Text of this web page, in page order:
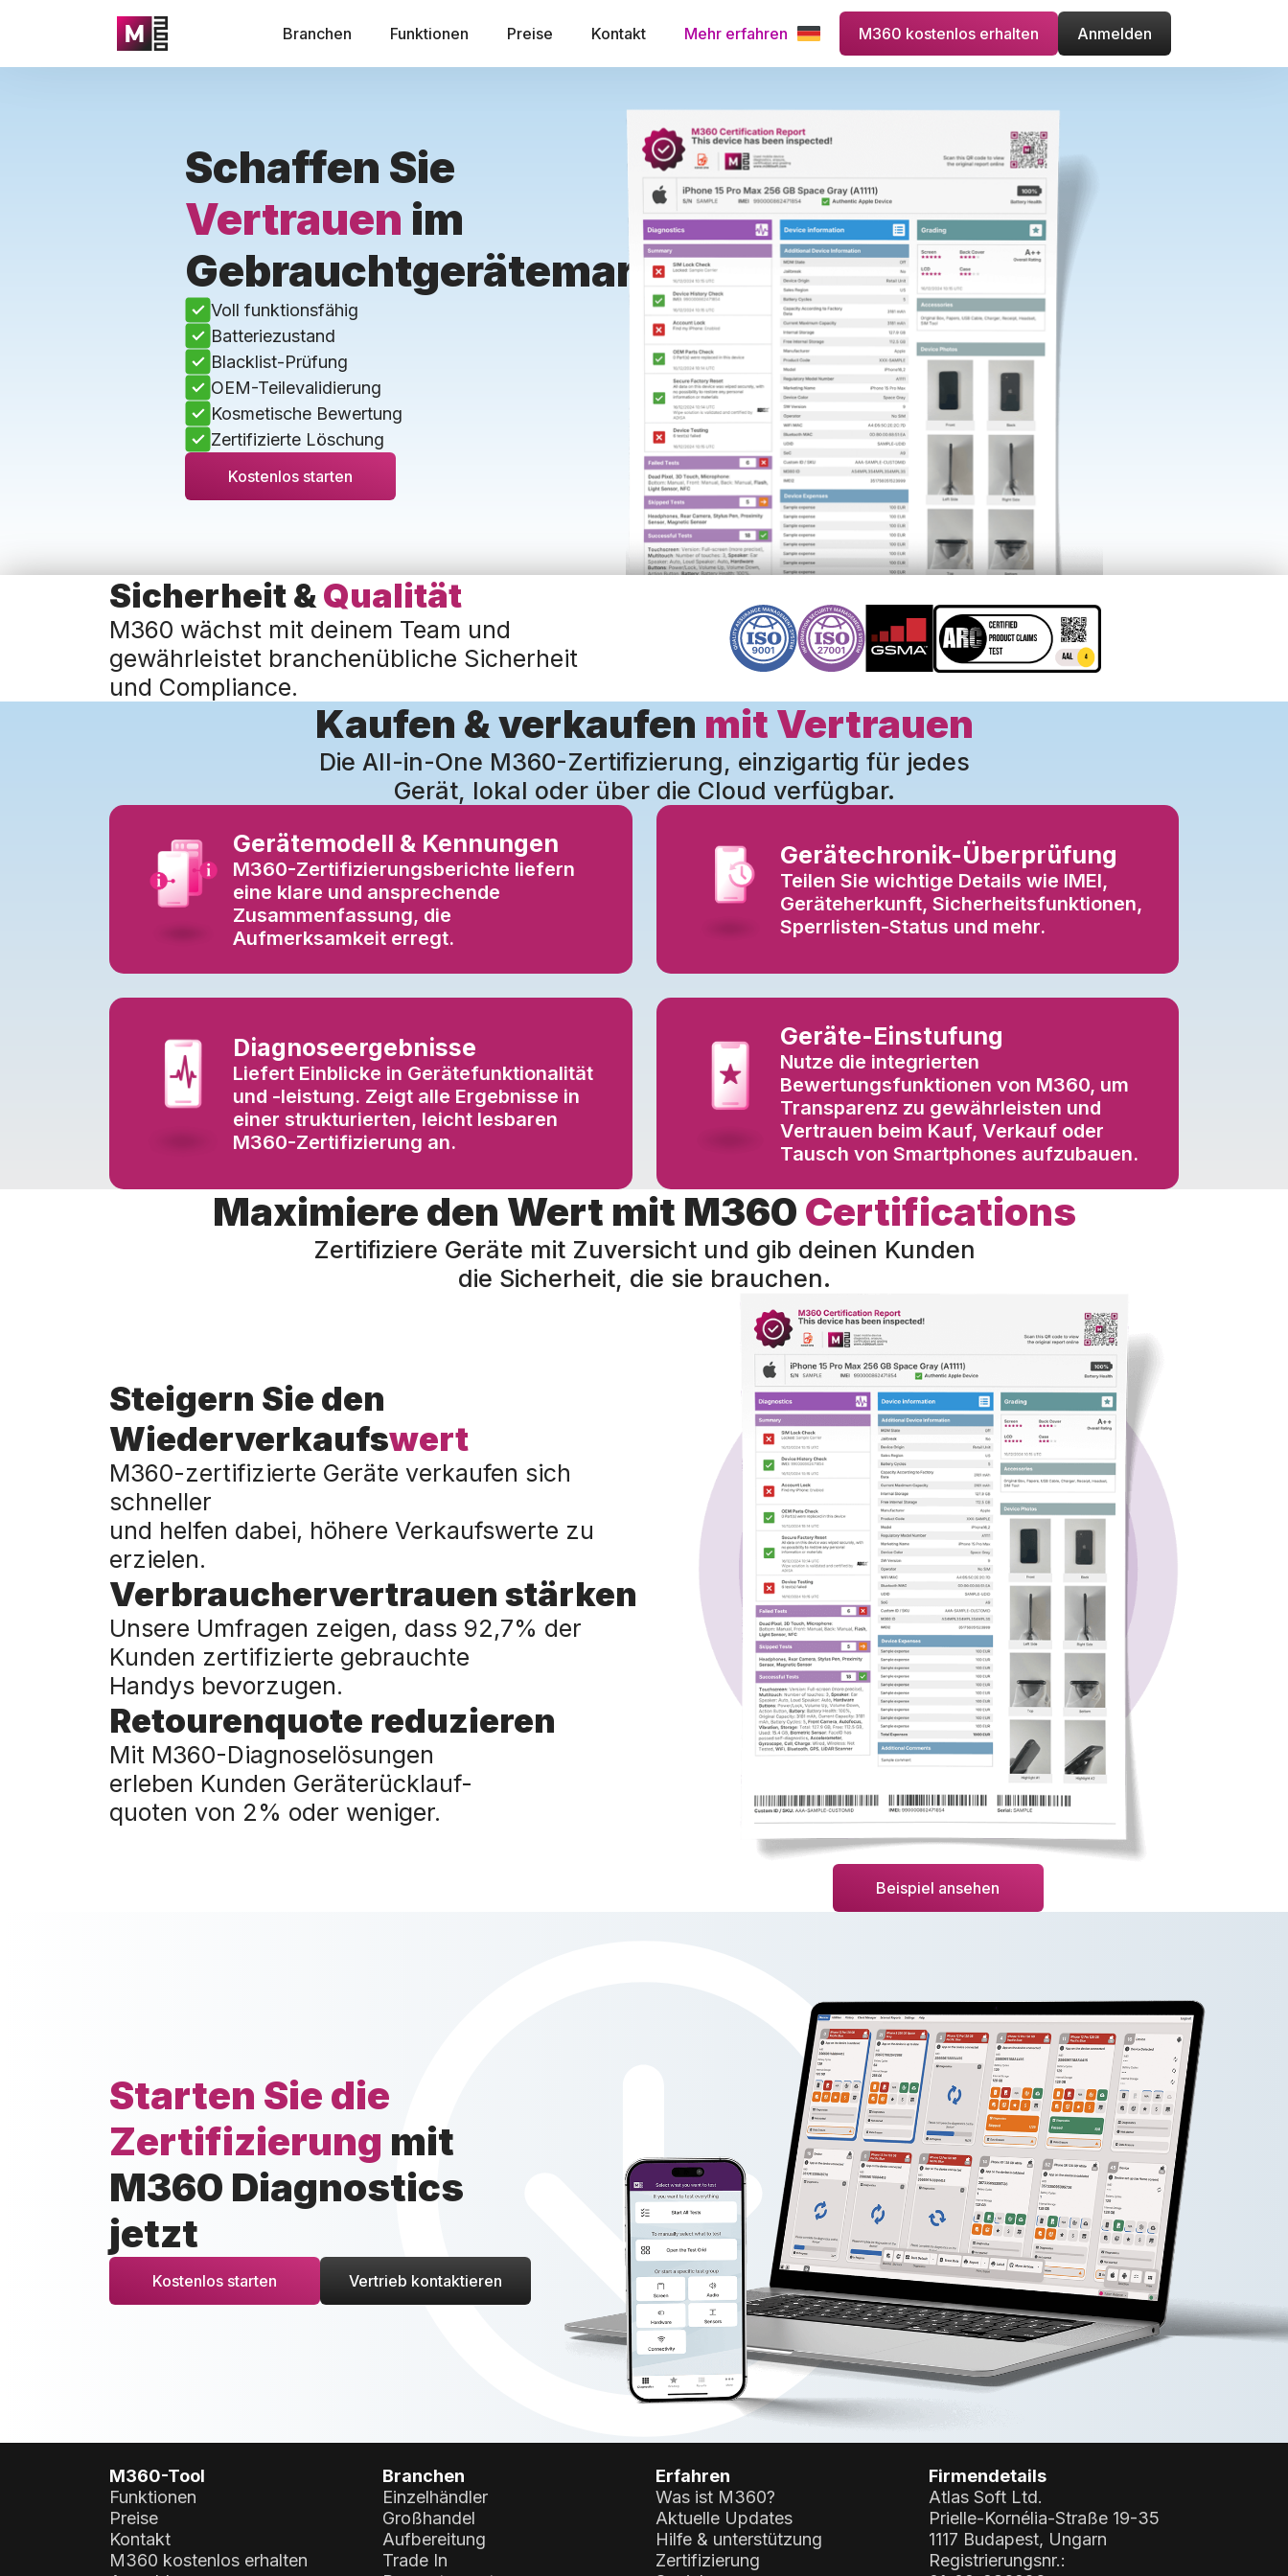
Branchen Funktionen Preise Kontakt Mehr erfahren M360 kostenlos erhalten Anmelden
Schaffen Sie
Vertrauen im
Gebrauchtgerätemarkt
Voll funktionsfähig
Batteriezustand
Blacklist-Prüfung
OEM-Teilevalidierung
Kosmetische Bewertung
Zertifizierte Löschung
Kostenlos starten
Sicherheit &Qualität
M360 wächst mit deinem Team und
gewährleistet branchenübliche Sicherheit
und Compliance.
Kaufen & verkaufen mit Vertrauen
Die All-in-One M360-Zertifizierung, einzigartig für jedes
Gerät, lokal oder über die Cloud verfügbar.
Gerätemodell & Kennungen
M360-Zertifizierungsberichte liefern
eine klare und ansprechende
Zusammenfassung, die
Aufmerksamkeit erregt.
Gerätechronik-Überprüfung
Teilen Sie wichtige Details wie IMEI,
Geräteherkunft, Sicherheitsfunktionen,
Sperrlisten-Status und mehr.
Diagnoseergebnisse
Liefert Einblicke in Gerätefunktionalität
und -leistung. Zeigt alle Ergebnisse in
einer strukturierten, leicht lesbaren
M360-Zertifizierung an.
Geräte-Einstufung
Nutze die integrierten
Bewertungsfunktionen von M360, um
Transparenz zu gewährleisten und
Vertrauen beim Kauf, Verkauf oder
Tausch von Smartphones aufzubauen.
Maximiere den Wert mit M360 Certifications
Zertifiziere Geräte mit Zuversicht und gib deinen Kunden
die Sicherheit, die sie brauchen.
Steigern Sie den
Wiederverkaufswert
M360-zertifizierte Geräte verkaufen sich
schneller
und helfen dabei, höhere Verkaufswerte zu
erzielen.
Verbrauchervertrauen stärken
Unsere Umfragen zeigen, dass 92,7% der
Kunden zertifizierte gebrauchte
Handys bevorzugen.
Retourenquote reduzieren
Mit M360-Diagnoselösungen
erleben Kunden Geräterücklauf-
quoten von 2% oder weniger.
Beispiel ansehen
Starten Sie die
Zertifizierung mit
M360 Diagnostics
jetzt
Kostenlos starten Vertrieb kontaktieren
M360-Tool
Funktionen
Preise
Kontakt
M360 kostenlos erhalten
Branchen
Einzelhändler
Großhandel
Aufbereitung
Trade In
Erfahren
Was ist M360?
Aktuelle Updates
Hilfe & unterstützung
Zertifizierung
Firmendetails
Atlas Soft Ltd.
Prielle-Kornélia-Straße 19-35
1117 Budapest, Ungarn
Registrierungsnr.: